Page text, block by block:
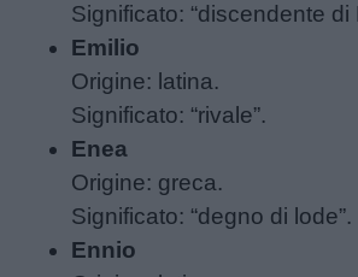
Lavoretti
Nomi
maschili
Nomi
femminili
Significato: “discendente di
Emilio
Origine: latina.
Significato: “rivale”.
Enea
Origine: greca.
Significato: “degno di lode”.
Ennio